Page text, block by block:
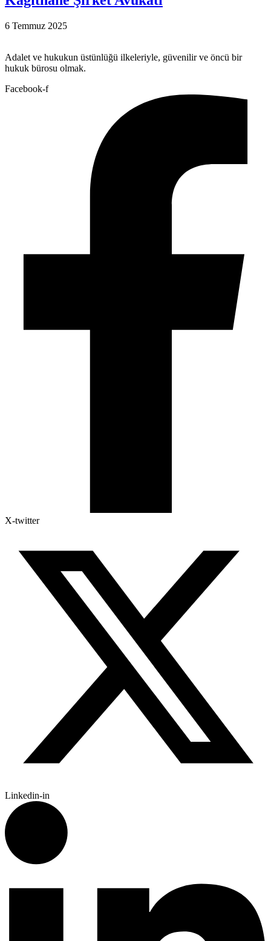
6 Temmuz 2025
Adalet ve hukukun üstünlüğü ilkeleriyle, güvenilir ve öncü bir
hukuk bürosu olmak.
Facebook-f
X-twitter
Linkedin-in